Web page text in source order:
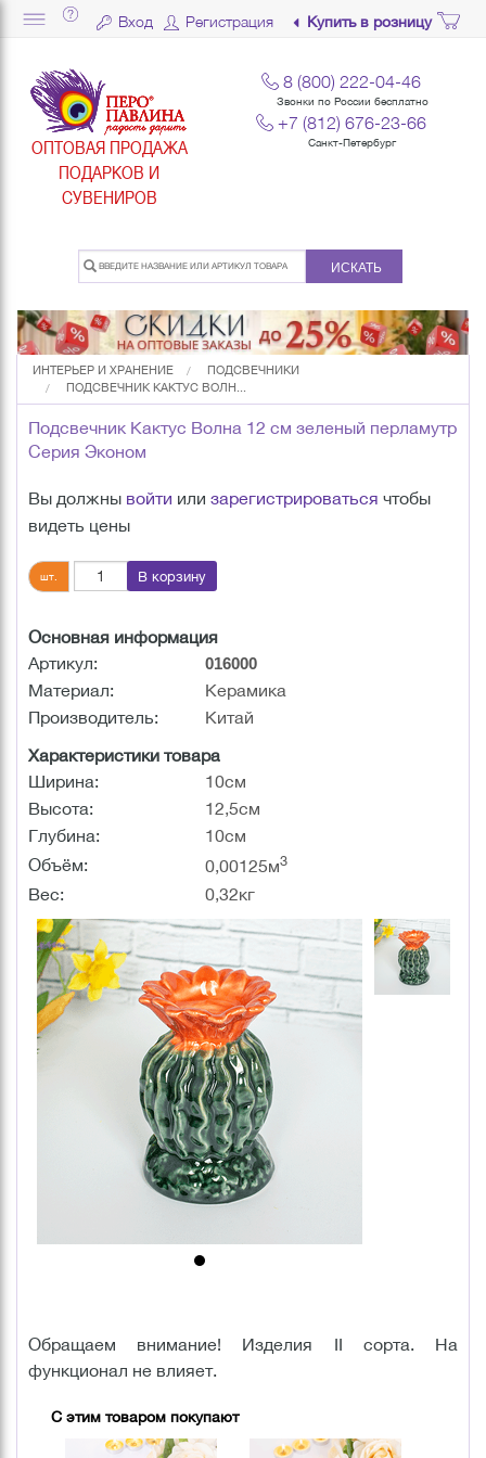
Вход Регистрация Купить в розницу
ОПТОВАЯ ПРОДАЖА
ПОДАРКОВ И
СУВЕНИРОВ
8 (800) 222-04-46
Звонки по России бесплатно
+7 (812) 676-23-66
Санкт-Петербург
ИСКАТЬ
ИНТЕРЬЕР И ХРАНЕНИЕ
ПОДСВЕЧНИКИ
ПОДСВЕЧНИК КАКТУС ВОЛН...
Подсвечник Кактус Волна 12 см зеленый перламутр
Серия Эконом
Вы должны войти или зарегистрироваться чтобы
видеть цены
шт. В корзину
Основная информация
Артикул:
016000
Материал:
Керамика
Производитель:
Китай
Характеристики товара
Ширина:
10см
Высота:
12,5см
Глубина:
10см
Объём:
0,00125м3
Вес: 0,32кг
Обращаем внимание! Изделия II сорта. На
функционал не влияет.
С этим товаром покупают